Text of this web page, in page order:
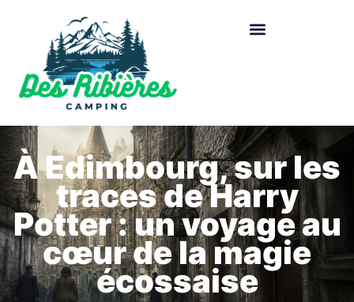
À Edimbourg, sur les
traces de Harry
Potter : un voyage au
cœur de la magie
écossaise